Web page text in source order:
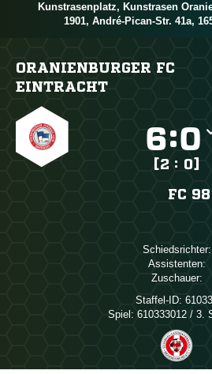
Kunstrasenplatz, Kunstrasen
1901, André-Pican-Str. 41a,
ORANIENBURGER FC
EINTRACHT
:
[2 : 0]
FC
Schiedsrichter:
Assistenten:
Zuschauer:
Staffel-ID:
Spiel: 610333012 / 3.